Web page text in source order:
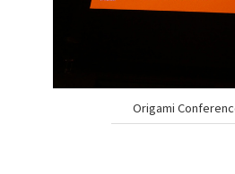
Origami